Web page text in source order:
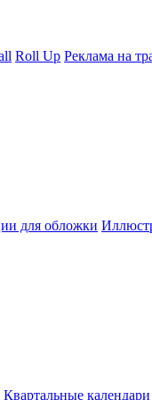
Roll Up Реклама на
для обложки
Квартальные календари